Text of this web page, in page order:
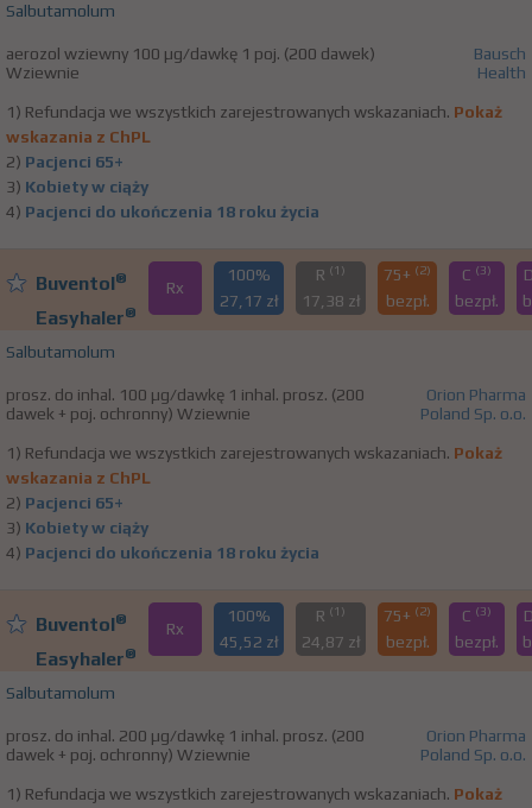
Salbutamolum
aerozol wziewny 100 µg/dawkę 1 poj. (200 dawek)
Wziewnie
Bausch
Health
1) Refundacja we wszystkich zarejestrowanych wskazaniach. Pokaż
wskazania z ChPL
2) Pacjenci 65+
3) Kobiety w ciąży
4) Pacjenci do ukończenia 18 roku życia
Buventol®
Easyhaler®
Rx
100%
27,17 zł
R (1)
17,38 zł
75+ (2)
bezpł.
C (3)
bezpł.
Salbutamolum
prosz. do inhal. 100 µg/dawkę 1 inhal. prosz. (200
dawek + poj. ochronny) Wziewnie
Orion Pharma
Poland Sp. o.o.
1) Refundacja we wszystkich zarejestrowanych wskazaniach. Pokaż
wskazania z ChPL
2) Pacjenci 65+
3) Kobiety w ciąży
4) Pacjenci do ukończenia 18 roku życia
Buventol®
Easyhaler®
Rx
100%
45,52 zł
R (1)
24,87 zł
75+ (2)
bezpł.
C (3)
bezpł.
Salbutamolum
prosz. do inhal. 200 µg/dawkę 1 inhal. prosz. (200
dawek + poj. ochronny) Wziewnie
Orion Pharma
Poland Sp. o.o.
1) Refundacja we wszystkich zarejestrowanych wskazaniach. Pokaż